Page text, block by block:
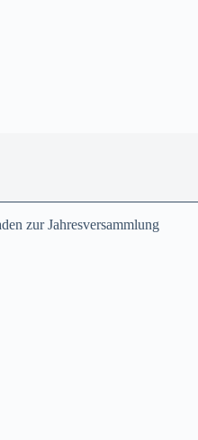
zur Jahresversammlung